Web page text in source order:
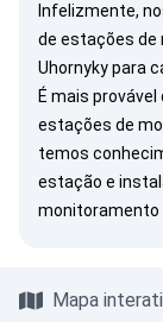
Infelizmente,
de estações
Uhornyky para
É mais
estações de
temos
estação e
monitoramento
Mapa